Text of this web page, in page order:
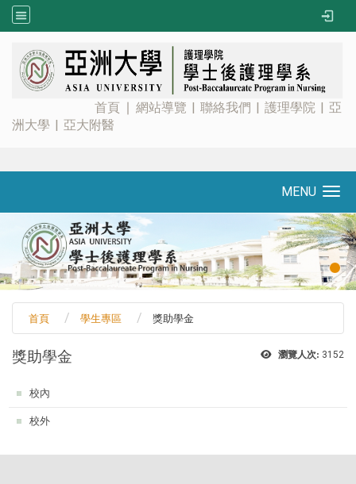
首頁 ∣ 網站導覽 | 聯絡我們 | 護理學院 | 亞
洲大學 | 亞大附醫
MENU
首頁 學生專區 獎助學金
瀏覽人次: 3152
獎助學金
校內
校外